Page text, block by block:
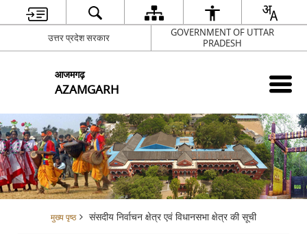
उत्तर प्रदेश सरकार
GOVERNMENT OF UTTAR
PRADESH
आजमगढ़
AZAMGARH
मुख्य पृष्ठ संसदीय निर्वाचन क्षेत्र एवं विधानसभा क्षेत्र की सूची